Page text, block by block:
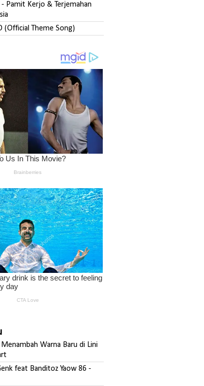
- Pamit Kerjo & Terjemahan
(Official Theme Song)
Warna Baru di Lini
feat Banditoz Yaow 86 -